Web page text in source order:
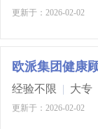
更新于：2026-02-02
欧派集团健康
经验不限 | 大专
更新于：2026-02-02